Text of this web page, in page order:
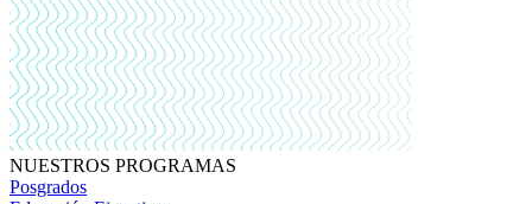
NUESTROS PROGRAMAS
Posgrados